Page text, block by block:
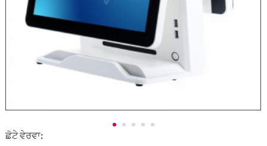
ਛੋਟੇ ਵੇਰਵਾ: